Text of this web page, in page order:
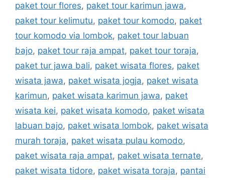
paket tour flores, paket tour karimun jawa,
paket tour kelimutu, paket tour komodo, paket
tour komodo via lombok, paket tour labuan
bajo, paket tour raja ampat, paket tour toraja,
paket tur jawa bali, paket wisata flores, paket
wisata jawa, paket wisata jogja, paket wisata
karimun, paket wisata karimun jawa, paket
wisata kei, paket wisata komodo, paket wisata
labuan bajo, paket wisata lombok, paket wisata
murah toraja, paket wisata pulau komodo,
paket wisata raja ampat, paket wisata ternate,
paket wisata tidore, paket wisata toraja, pantai